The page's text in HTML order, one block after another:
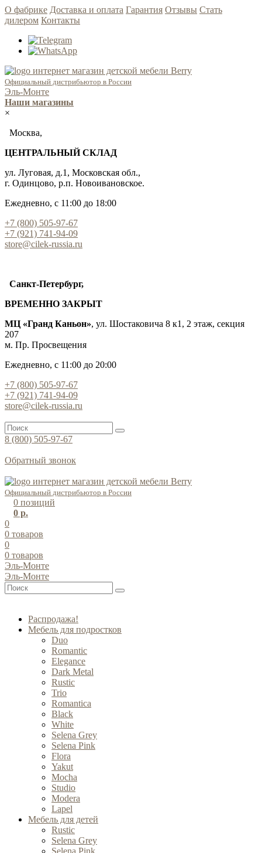
О фабрике Доставка и оплата Гарантия Отзывы Стать
дилером Контакты
Официальный дистрибьютор в России
Эль-Монте
Наши магазины
×
Москва,
ЦЕНТРАЛЬНЫЙ СКЛАД
ул. Луговая, д.1, Московская обл.,
г. Одинцово, р.п. Новоивановское.
Ежедневно, с 11:00 до 18:00
+7 (800) 505-97-67
+7 (921) 741-94-09
store@cilek-russia.ru
Санкт-Петербург,
ВРЕМЕННО ЗАКРЫТ
МЦ «Гранд Каньон», ул. Шостаковича 8 к1, 2 этаж, секция
207
м. Пр. Просвещения
Ежедневно, с 11:00 до 20:00
+7 (800) 505-97-67
+7 (921) 741-94-09
store@cilek-russia.ru
8 (800) 505-97-67
Обратный звонок
Официальный дистрибьютор в России
0 позиций
0 р.
0
0 товаров
0
0 товаров
Эль-Монте
Эль-Монте
Распродажа!
Мебель для подростков
Duo
Romantic
Elegance
Dark Metal
Rustic
Trio
Romantica
Black
White
Selena Grey
Selena Pink
Flora
Yakut
Mocha
Studio
Modera
Lapel
Мебель для детей
Rustic
Selena Grey
Selena Pink